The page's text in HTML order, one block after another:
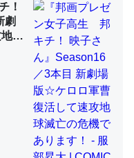
充電中かが分かるので
歳と僕。ITツール導入で
by LIFULL介護
設定中でした。Prime
！
劇
球
|